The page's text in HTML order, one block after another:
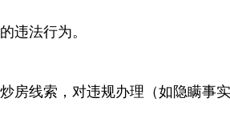
违法行为。
房线索，对违规办理（如隐瞒事